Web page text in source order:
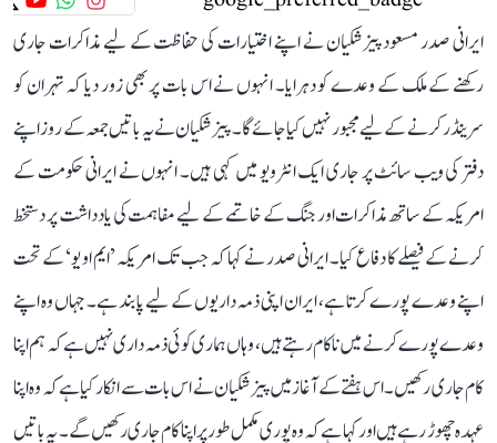
ایرانی صدر مسعود پیزشکیان نے اپنے اختیارات کی حفاظت کے لیے مذاکرات جاری
رکھنے کے ملک کے وعدے کو دہرایا۔ انہوں نے اس بات پر بھی زور دیا کہ تہران کو
سرینڈر کرنے کے لیے مجبور نہیں کیا جائے گا۔ پیزشکیان نے یہ باتیں جمعہ کے روز اپنے
دفتر کی ویب سائٹ پر جاری ایک انٹرویو میں کہی ہیں۔ انہوں نے ایرانی حکومت کے
امریکہ کے ساتھ مذاکرات اور جنگ کے خاتمے کے لیے مفاہمت کی یادداشت پر دستخط
کرنے کے فیصلے کا دفاع کیا۔ ایرانی صدر نے کہا کہ جب تک امریکہ ’ایم او یو‘ کے تحت
اپنے وعدے پورے کرتا ہے، ایران اپنی ذمہ داریوں کے لیے پابند ہے۔ جہاں وہ اپنے
وعدے پورے کرنے میں ناکام رہتے ہیں، وہاں ہماری کوئی ذمہ داری نہیں ہے کہ ہم اپنا
کام جاری رکھیں۔ اس ہفتے کے آغاز میں پیزشکیان نے اس بات سے انکار کیا ہے کہ وہ اپنا
عہدہ چھوڑ رہے ہیں اور کہا ہے کہ وہ پوری مکمل طور پر اپنا کام جاری رکھیں گے۔ یہ باتیں